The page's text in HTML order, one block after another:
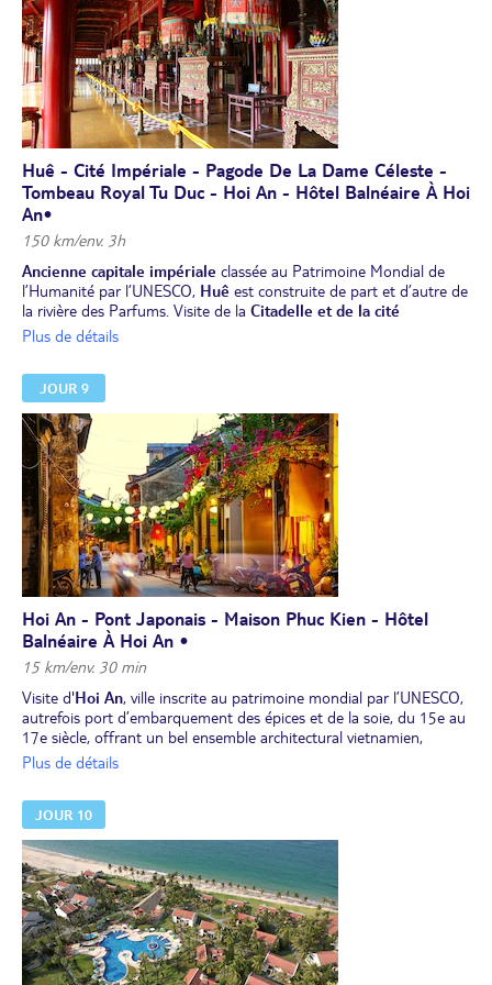
Huê - Cité Impériale - Pagode De La Dame Céleste -
Tombeau Royal Tu Duc - Hoi An - Hôtel Balnéaire À Hoi
An•
150 km/env. 3h
Ancienne capitale impériale classée au Patrimoine Mondial de
l’Humanité par l’UNESCO, Huê est construite de part et d’autre de
la rivière des Parfums. Visite de la Citadelle et de la cité
impérialeentourée de magnifiques jardins. Ce site classé au
digne du plus grand intérêt. Visite de la
Célestesituée sur les bords de la rivière des Parfums.
Déjeuner local.
Visite dutombeau royal Tu Duc. Route pour Hoi An.
Dîner dégustation du « Cao Lau ». Installation pour 5 nuits au
hôtel Palm Garden Beach Resort & Spa 4* sup.
Plus de détails
JOUR 9
Hoi An - Pont Japonais - Maison Phuc Kien - Hôtel
Balnéaire À Hoi An •
15 km/env. 30 min
Visite d'Hoi An, ville inscrite au patrimoine mondial par l’UNESCO,
autrefois port d’embarquement des épices et de la soie, du 15e au
17e siècle, offrant un bel ensemble architectural vietnamien,
chinois, japonais, colonial. Promenade dans la vieille ville d'Hoi An
couvert et la maison communale Phuc Kien
Déjeuner local.
Le guide vous quitte à votre hôtel.
Après-midi libre consacrée à la détente et au farniente à votre
hôtel.
Dîner libre. Nuit à votre hôtel.
Plus de détails
JOUR 10